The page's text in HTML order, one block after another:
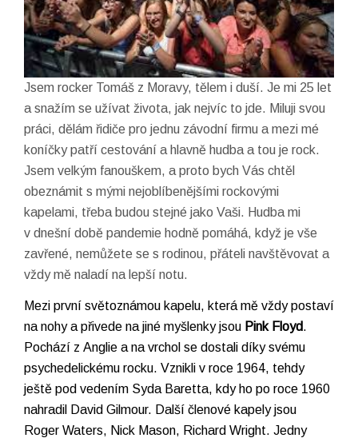
Jsem rocker Tomáš z Moravy, tělem i duší. Je mi 25 let
a snažím se užívat života, jak nejvíc to jde. Miluji svou
práci, dělám řidiče pro jednu závodní firmu a mezi mé
koníčky patří cestování a hlavně hudba a tou je rock.
Jsem velkým fanouškem, a proto bych Vás chtěl
obeznámit s mými nejoblíbenějšími rockovými
kapelami, třeba budou stejné jako Vaši. Hudba mi
v dnešní době pandemie hodně pomáhá, když je vše
zavřené, nemůžete se s rodinou, přáteli navštěvovat a
vždy mě naladí na lepší notu.
Mezi první světoznámou kapelu, která mě vždy postaví
na nohy a přivede na jiné myšlenky jsou Pink Floyd.
Pochází z Anglie a na vrchol se dostali díky svému
psychedelickému rocku. Vznikli v roce 1964, tehdy
ještě pod vedením Syda Baretta, kdy ho po roce 1960
nahradil David Gilmour. Další členové kapely jsou
Roger Waters, Nick Mason, Richard Wright. Jedny